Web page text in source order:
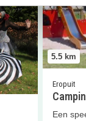
5.5 km
Eropuit
Een